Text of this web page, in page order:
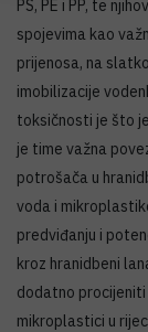
PS, PE i PP, te
spojevima kao
prijenosa, na
imobilizacije
toksičnosti je što
je time važna
potrošača u
voda i
predviđanju i
kroz hranidbeni
dodatno
mikroplastici u